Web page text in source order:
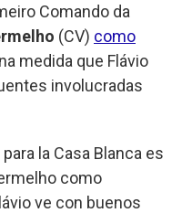
Comando da
(CV) como
medida que Flávio
involucradas
la Casa Blanca es
como
ve con buenos